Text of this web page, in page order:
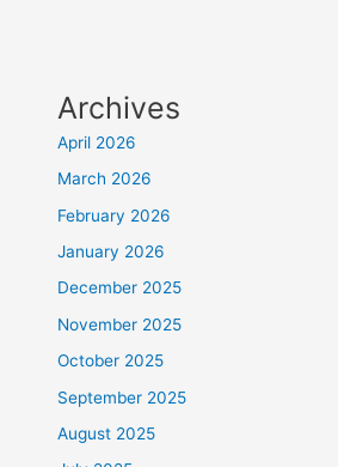
Archives
April 2026
March 2026
February 2026
January 2026
December 2025
November 2025
October 2025
September 2025
August 2025